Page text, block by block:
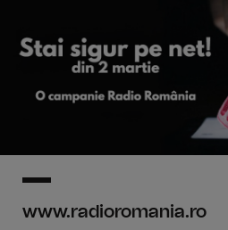
www.radioromania.ro